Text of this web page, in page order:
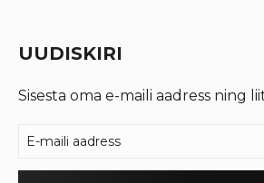
UUDISKIRI
Sisesta oma e-maili aadress ning